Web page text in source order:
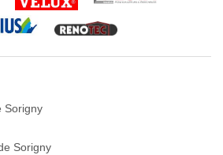
Sorigny
Sorigny